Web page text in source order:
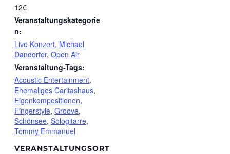
12€
Veranstaltungskategorie
n:
Live Konzert, Michael
Dandorfer, Open Air
Veranstaltung-Tags:
Acoustic Entertainment,
Ehemaliges Caritashaus,
Eigenkompositionen,
Fingerstyle, Groove,
Schönsee, Sologitarre,
Tommy Emmanuel
VERANSTALTUNGSORT